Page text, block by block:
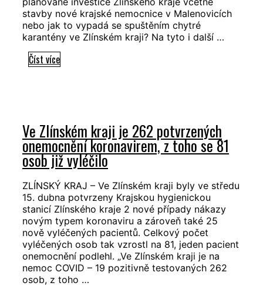
stavby nové krajské nemocnice v Malenovicích
nebo jak to vypadá se spuštěním chytré
karantény ve Zlínském kraji? Na tyto i další …
Číst víceHejtman
line
na
dotazy
novinářů
Ve Zlínském kraji je 262 potvrzených
onemocnění koronavirem, z toho se 81
osob již vyléčilo
ZLÍNSKÝ KRAJ – Ve Zlínském kraji byly ve středu
15. dubna potvrzeny Krajskou hygienickou
stanicí Zlínského kraje 2 nové případy nákazy
novým typem koronaviru a zároveň také 25
nově vyléčených pacientů. Celkový počet
vyléčených osob tak vzrostl na 81, jeden pacient
onemocnění podlehl. „Ve Zlínském kraji je na
nemoc COVID – 19 pozitivně testovaných 262
osob, z toho …